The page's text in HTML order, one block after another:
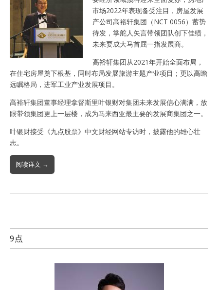
市场2022年表现备受注目，房屋发展
产公司高裕轩集团（NCT 0056）蓄势
待发，掌舵人矢言带领团队创下佳绩，
未来要成大马首屈一指发展商。
高裕轩集团从2021年开始全面布局，
在住宅房屋奠下根基，同时布局发展旅游主题产业项目；更以高瞻
远瞩格局，进军工业产业发展项目。
高裕轩集团董事经理拿督斯里叶银财对集团未来发展信心满满，放
眼带领集团更上一层楼，成为马来西亚最主要的发展商集团之一。
叶银财接受《九点股票》中文财经网站专访时，披露他的雄心壮
志。
阅读详文 →
9点